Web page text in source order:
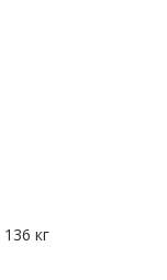
136 кг